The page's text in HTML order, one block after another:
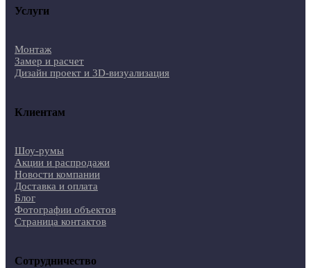
Услуги
Монтаж
Замер и расчет
Дизайн проект и 3D-визуализация
Клиентам
Шоу-румы
Акции и распродажи
Новости компании
Доставка и оплата
Блог
Фотографии объектов
Страница контактов
Сотрудничество